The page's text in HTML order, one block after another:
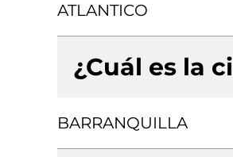
ATLANTICO
¿Cuál es la
BARRANQUILLA